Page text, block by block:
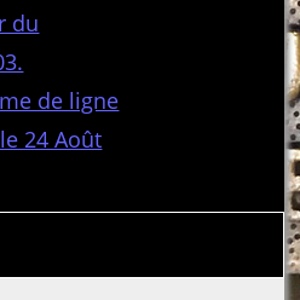
du
de ligne
24 Août